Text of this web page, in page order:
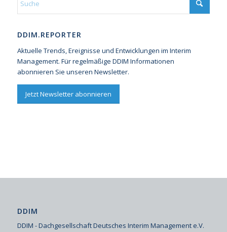
DDIM.REPORTER
Aktuelle Trends, Ereignisse und Entwicklungen im Interim
Management. Für regelmäßige DDIM Informationen
abonnieren Sie unseren Newsletter.
Jetzt Newsletter abonnieren
DDIM
DDIM - Dachgesellschaft Deutsches Interim Management e.V.